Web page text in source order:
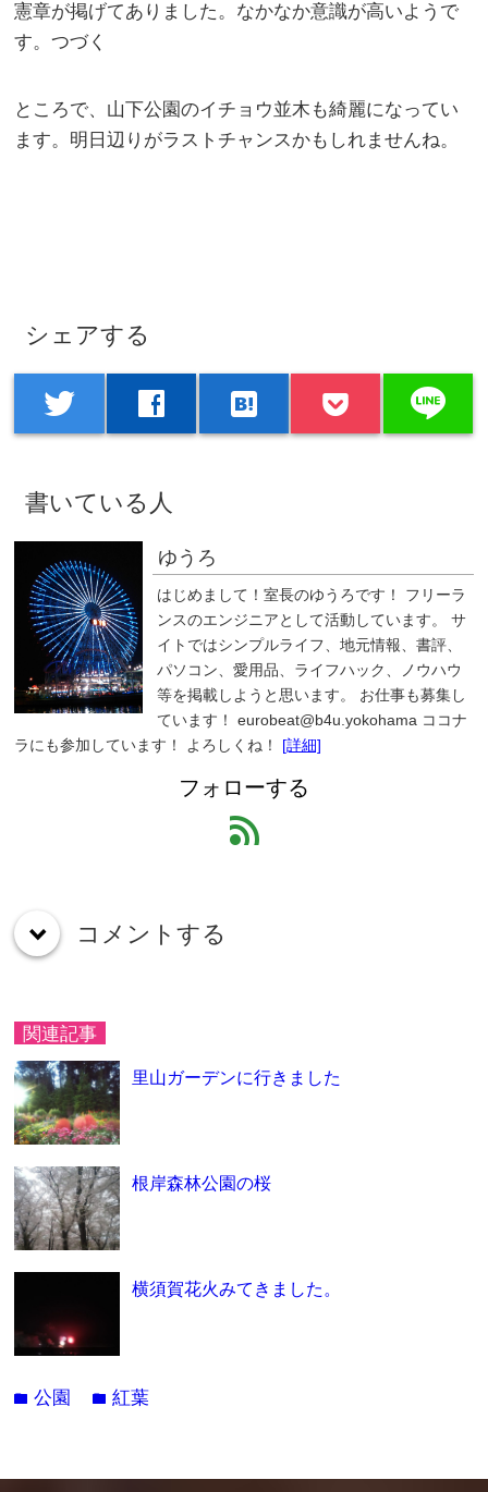
憲章が掲げてありました。なかなか意識が高いようで
す。つづく
ところで、山下公園のイチョウ並木も綺麗になってい
ます。明日辺りがラストチャンスかもしれませんね。
シェアする
twitter facebook hatenabookmark line
書いている人
ゆうろ
はじめまして！室長のゆうろです！ フリーラ
ンスのエンジニアとして活動しています。 サ
イトではシンプルライフ、地元情報、書評、
パソコン、愛用品、ライフハック、ノウハウ
等を掲載しようと思います。 お仕事も募集し
ています！ eurobeat@b4u.yokohama ココナ
ラにも参加しています！ よろしくね！ [詳細]
フォローする
feed
down コメントする
関連記事
里山ガーデンに行きました
根岸森林公園の桜
横須賀花火みてきました。
folder公園 folder紅葉